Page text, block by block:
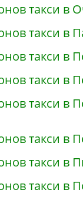
такси в
такси в
такси в
такси в
такси в
такси в
такси в
такси в